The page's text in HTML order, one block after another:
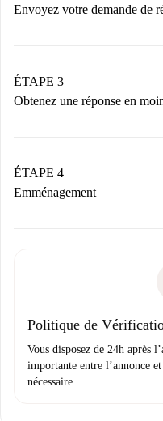
nécessaires.
Envoyez votre demande de
Nous ne vous
n’aura pas accepté.
ÉTAPE 3
Obtenez une réponse en
contact avec le
Si refusé : aucun
Justificatif de
ÉTAPE 4
Emménagement
uniquement si aucun
Politique de
Vous disposez de 24h après
importante entre l’annonce
nécessaire.